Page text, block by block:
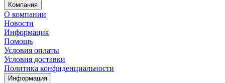
Компания
О компании
Новости
Информация
Помощь
Условия оплаты
Условия доставки
Политика конфиденциальности
Информация